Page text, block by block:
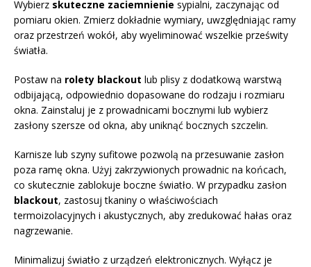
Wybierz skuteczne zaciemnienie sypialni, zaczynając od
pomiaru okien. Zmierz dokładnie wymiary, uwzględniając ramy
oraz przestrzeń wokół, aby wyeliminować wszelkie prześwity
światła.
Postaw na rolety blackout lub plisy z dodatkową warstwą
odbijającą, odpowiednio dopasowane do rodzaju i rozmiaru
okna. Zainstaluj je z prowadnicami bocznymi lub wybierz
zasłony szersze od okna, aby uniknąć bocznych szczelin.
Karnisze lub szyny sufitowe pozwolą na przesuwanie zasłon
poza ramę okna. Użyj zakrzywionych prowadnic na końcach,
co skutecznie zablokuje boczne światło. W przypadku zasłon
blackout, zastosuj tkaniny o właściwościach
termoizolacyjnych i akustycznych, aby zredukować hałas oraz
nagrzewanie.
Minimalizuj światło z urządzeń elektronicznych. Wyłącz je